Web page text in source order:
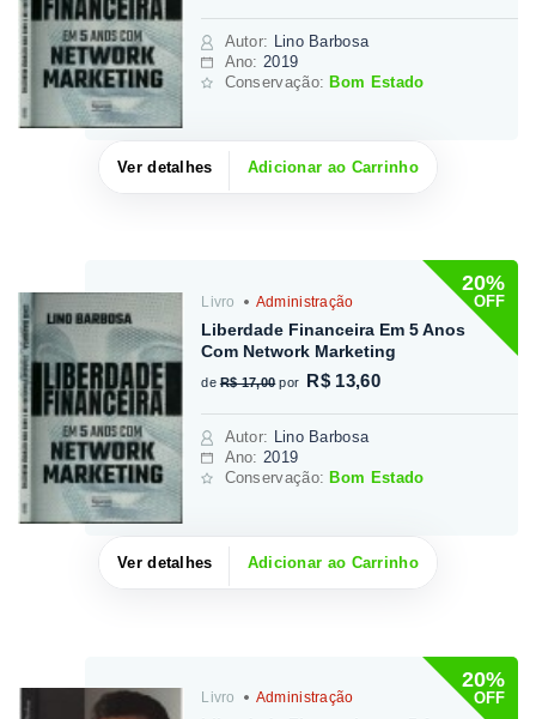
Autor: Lino Barbosa
Ano: 2019
Conservação:Bom Estado
Ver detalhes Adicionar ao Carrinho
20%
OFF
Livro Administração
Liberdade Financeira Em 5 Anos
Com Network Marketing
de R$ 17,00 por R$ 13,60
Autor:
Lino Barbosa
Ano: 2019
Conservação: Bom Estado
Ver detalhes Adicionar ao Carrinho
20%
OFF
Livro Administração